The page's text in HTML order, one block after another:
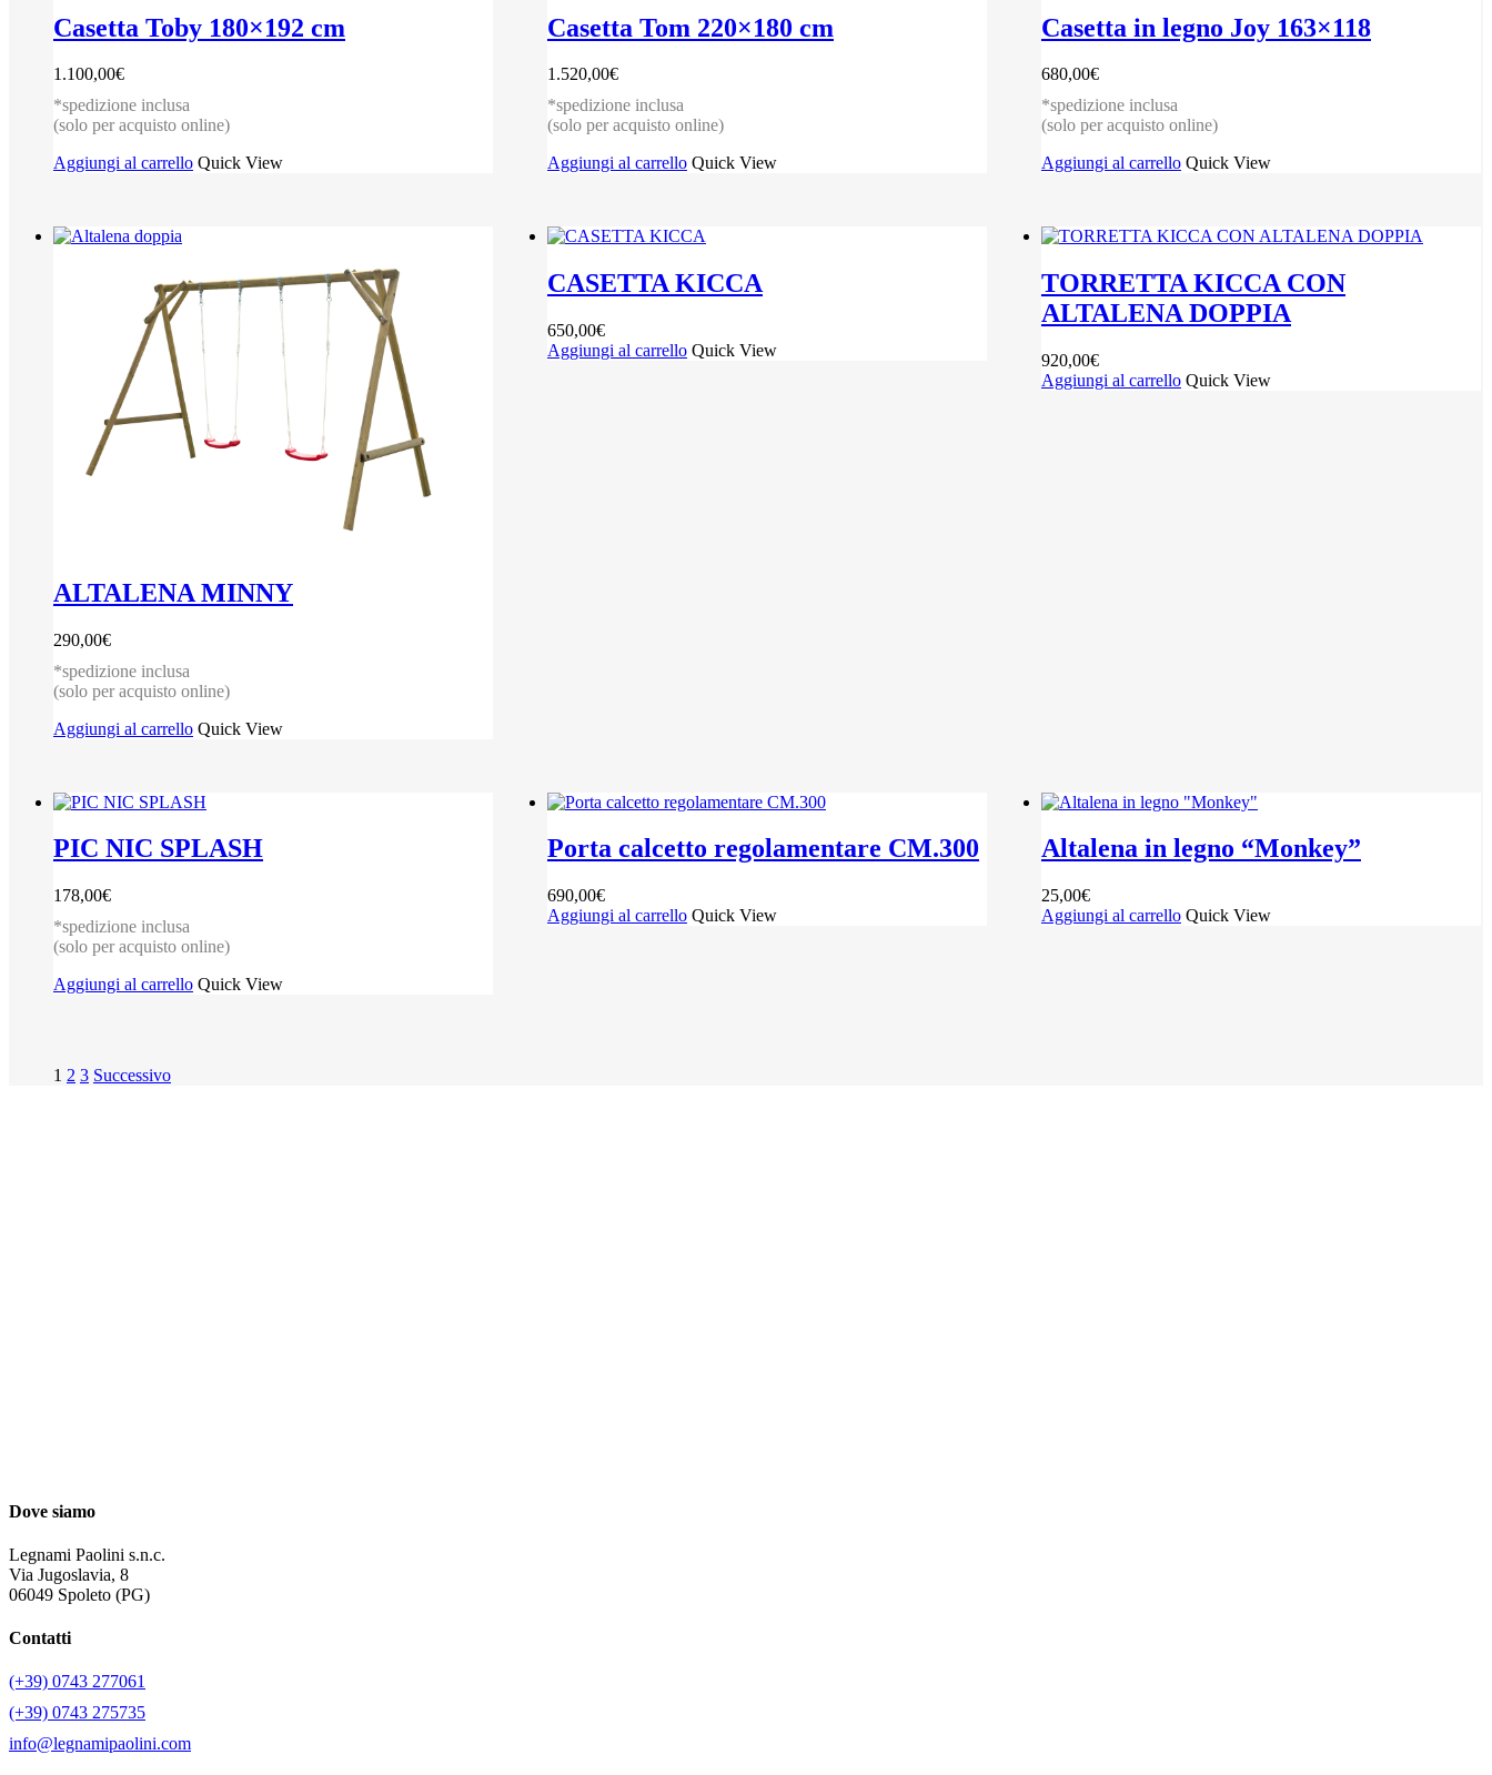
Casetta Toby 180×192 cm
1.100,00€
*spedizione inclusa
(solo per acquisto online)
Aggiungi al carrello Quick View
Casetta Tom 220×180 cm
1.520,00€
*spedizione inclusa
(solo per acquisto online)
Aggiungi al carrello Quick View
Casetta in legno Joy 163×118
680,00€
*spedizione inclusa
(solo per acquisto online)
Aggiungi al carrello Quick View
ALTALENA MINNY
290,00€
*spedizione inclusa
(solo per acquisto online)
Aggiungi al carrello Quick View
CASETTA KICCA
650,00€
Aggiungi al carrello Quick View
TORRETTA KICCA CON
ALTALENA DOPPIA
920,00€
Aggiungi al carrello Quick View
PIC NIC SPLASH
178,00€
*spedizione inclusa
(solo per acquisto online)
Aggiungi al carrello Quick View
Porta calcetto regolamentare CM.300
690,00€
Aggiungi al carrello Quick View
Altalena in legno “Monkey”
25,00€
Aggiungi al carrello Quick View
1 2 3 Successivo
Dove siamo
Legnami Paolini s.n.c.
Via Jugoslavia, 8
06049 Spoleto (PG)
Contatti
(+39) 0743 277061
(+39) 0743 275735
info@legnamipaolini.com